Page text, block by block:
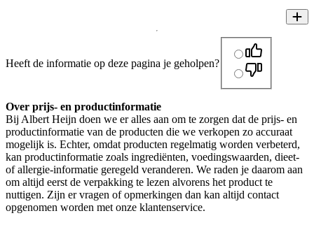
Heeft de informatie op deze pagina je geholpen?
Over prijs- en productinformatie
Bij Albert Heijn doen we er alles aan om te zorgen dat de prijs- en
productinformatie van de producten die we verkopen zo accuraat
mogelijk is. Echter, omdat producten regelmatig worden verbeterd,
kan productinformatie zoals ingrediënten, voedingswaarden, dieet-
of allergie-informatie geregeld veranderen. We raden je daarom aan
om altijd eerst de verpakking te lezen alvorens het product te
nuttigen. Zijn er vragen of opmerkingen dan kan altijd contact
opgenomen worden met onze klantenservice.